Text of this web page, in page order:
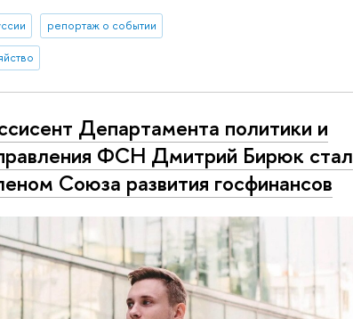
репортаж о событии
Департамента политики и
ФСН Дмитрий Бирюк стал
Союза развития госфинансов